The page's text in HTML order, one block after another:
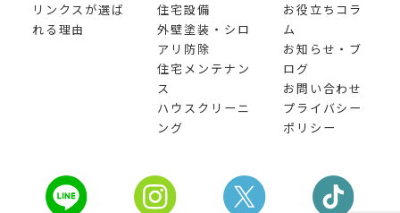
リンクスが選ば
れる理由
住宅設備
外壁塗装・シロ
アリ防除
住宅メンテナン
ス
ハウスクリーニ
ング
お役立ちコラ
ム
お知らせ・ブ
ログ
お問い合わせ
プライバシー
ポリシー